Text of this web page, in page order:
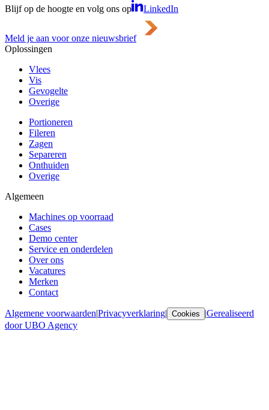
Blijf op de hoogte en volg ons op
LinkedIn
Meld je aan voor onze nieuwsbrief
Oplossingen
Vlees
Vis
Gevogelte
Overige
Portioneren
Fileren
Zagen
Separeren
Onthuiden
Overige
Algemeen
Machines op voorraad
Cases
Demo center
Service en onderdelen
Over ons
Vacatures
Merken
Contact
Algemene voorwaarden|Privacyverklaring| Cookies |Gerealiseerd
door UBO Agency